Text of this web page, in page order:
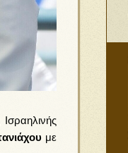
με